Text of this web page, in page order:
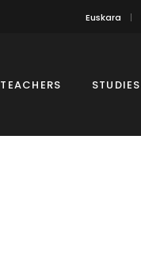
Euskara
TEACHERS STUDIES